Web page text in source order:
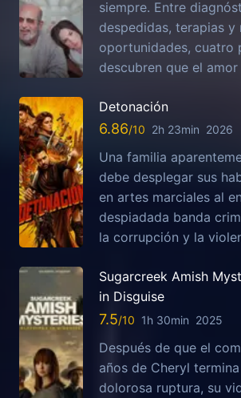
siempre. Entre
despedidas, terapias y
oportunidades, cuatro
descubren que el amor
Detonación
6.86 2h 23min 2026
Una familia
debe desplegar sus
en artes marciales al
despiadada banda
la corrupción y la
Sugarcreek Amish
in Disguise
7.5 1h 30min 2025
Después de que el
años de Cheryl
dolorosa ruptura, su